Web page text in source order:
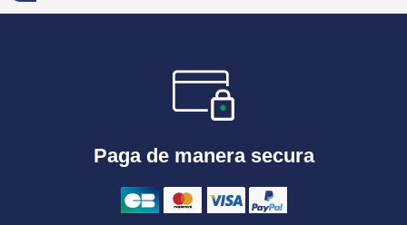
Paga de manera secura